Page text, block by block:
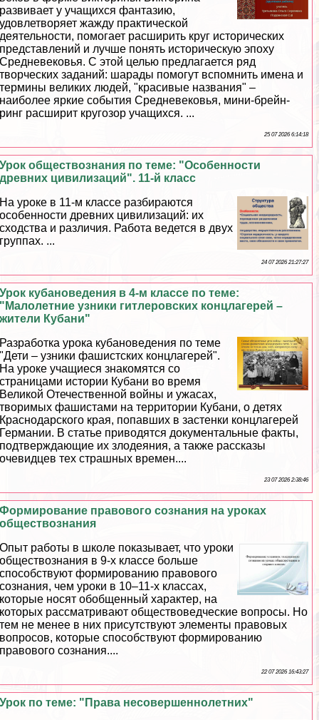
развивает у учащихся фантазию,
удовлетворяет жажду пpaктической
деятельности, помогает расширить круг исторических
представлений и лучше понять историческую эпоху
Средневековья. С этой целью предлагается ряд
творческих заданий: шарады помогут вспомнить имена и
термины великих людей, "красивые названия" –
наиболее яркие события Cредневековья, мини-брейн-
ринг расширит кругозор учащихся. ...
25 07 2026 6:14:18
Урок обществознания по теме: "Особенности
древних цивилизаций". 11-й класс
На уроке в 11-м классе разбираются
особенности древних цивилизаций: их
сходства и различия. Работа ведется в двух
группах. ...
24 07 2026 21:27:27
Урок кубановедения в 4-м классе по теме:
"Малолетние узники гитлеровских концлагерей –
жители Кубани"
Разработка урока кубановедения по теме
"Дети – узники фашистских концлагерей".
На уроке учащиеся знакомятся со
страницами истории Кубани во время
Великой Отечественной войны и ужасах,
творимых фашистами на территории Кубани, о детях
Краснодарского края, попавших в застенки концлагерей
Германии. В статье приводятся документальные факты,
подтверждающие их злодеяния, а также рассказы
очевидцев тех страшных времен....
23 07 2026 2:38:46
Формирование правового сознания на уроках
обществознания
Опыт работы в школе показывает, что уроки
обществознания в 9-х классе больше
способствуют формированию правового
сознания, чем уроки в 10–11-х классах,
которые носят обобщенный хаpaктер, на
которых рассматривают обществоведческие вопросы. Но
тем не менее в них присутствуют элементы правовых
вопросов, которые способствуют формированию
правового сознания....
22 07 2026 16:43:27
Урок по теме: "Права несовершеннолетних"